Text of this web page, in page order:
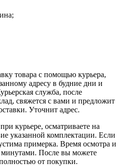
товара с помощью курьера,
адресу в будние дни и
служба, после
свяжется с вами и предложит
Уточнит адрес.
курьере, осматриваете на
указанной комплектации. Если
примерка. Время осмотра и
После вы можете
от покупки.